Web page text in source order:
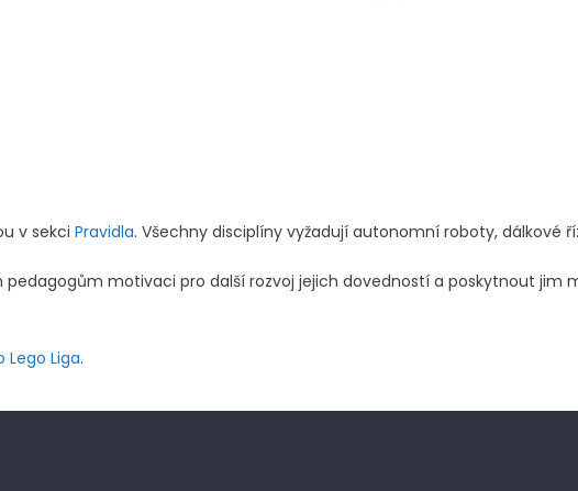
v sekci Pravidla. Všechny disciplíny vyžadují autonomní roboty, dálkové
motivaci pro další rozvoj jejich dovedností a poskytnout jim
Lego Liga.